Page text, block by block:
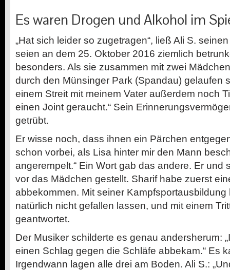
Es waren Drogen und Alkohol im
„Hat sich leider so zugetragen“, ließ Ali S.
seien an dem 25. Oktober 2016 ziemlich
besonders. Als sie zusammen mit zwei
durch den Münsinger Park (Spandau) gelaufen
einem Streit mit meinem Vater außerdem noch
einen Joint geraucht.“ Sein
getrübt.
Er wisse noch, dass ihnen ein Pärchen
schon vorbei, als Lisa hinter mir den Mann
angerempelt.“ Ein Wort gab das andere. Er und
vor das Mädchen gestellt. Sharif habe zuerst
abbekommen. Mit seiner
natürlich nicht gefallen lassen, und mit einem
geantwortet.
Der Musiker schilderte es genau andersherum:
einen Schlag gegen die Schläfe abbekam.“ Es
Irgendwann lagen alle drei am Boden. Ali S.: